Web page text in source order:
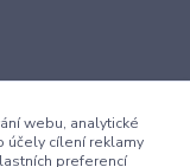
webu, analytické
účely cílení reklamy
preferencí